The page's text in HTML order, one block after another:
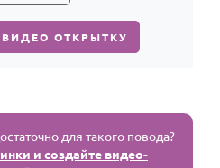
ОТКРЫТКУ
для такого повода?
и создайте видео-